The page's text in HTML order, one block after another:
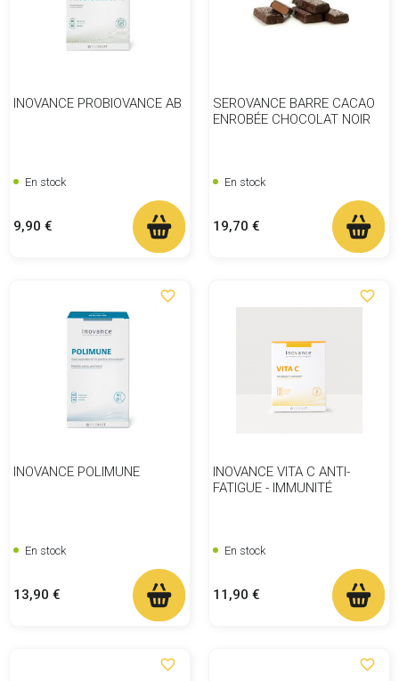
INOVANCE PROBIOVANCE AB
En stock
Prix
9,90 €
SEROVANCE BARRE CACAO
ENROBÉE CHOCOLAT NOIR
En stock
Prix
19,70 €
favorite_border
INOVANCE POLIMUNE
En stock
Prix
13,90 €
favorite_border
INOVANCE VITA C ANTI-
FATIGUE - IMMUNITÉ
En stock
Prix
11,90 €
favorite_border favorite_border